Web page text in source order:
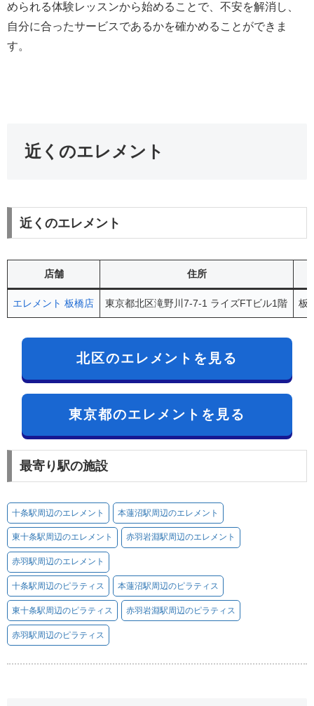
められる体験レッスンから始めることで、不安を解消し、
自分に合ったサービスであるかを確かめることができま
す。
近くのエレメント
近くのエレメント
店舗 住所
エレメント 板橋店 東京都北区滝野川7-7-1 ライズFTビル1階 板
北区のエレメントを見る
東京都のエレメントを見る
最寄り駅の施設
十条駅周辺のエレメント 本蓮沼駅周辺のエレメント
東十条駅周辺のエレメント 赤羽岩淵駅周辺のエレメント
赤羽駅周辺のエレメント
十条駅周辺のピラティス 本蓮沼駅周辺のピラティス
東十条駅周辺のピラティス 赤羽岩淵駅周辺のピラティス
赤羽駅周辺のピラティス